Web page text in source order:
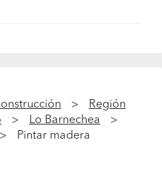
Región
Lo Barnechea
Pintar madera